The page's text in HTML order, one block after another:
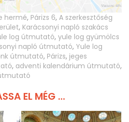
hermé, Párizs 6, A szerkesztőség
, Karácsonyi napló szakács
log útmutató, yule log gyümölcs
napló útmutató, Yule log
útmutató, Párizs, jeges
, adventi kalendárium útmutató,
EL MÉG ...